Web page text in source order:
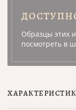
Образцы этих
посмотреть в